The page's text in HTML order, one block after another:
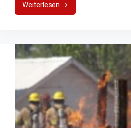
Weiterlesen
10
Jahre
NINA